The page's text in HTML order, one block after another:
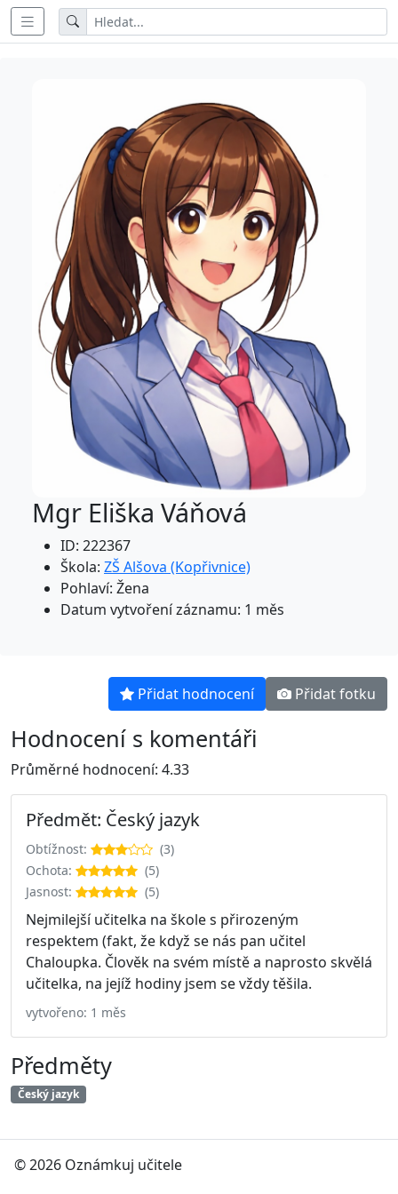
Mgr Eliška Váňová
ID: 222367
Škola: ZŠ Alšova (Kopřivnice)
Pohlaví: Žena
Datum vytvoření záznamu: 1 měs
Přidat hodnocení Přidat fotku
Hodnocení s komentáři
Průměrné hodnocení: 4.33
Předmět: Český jazyk
Obtížnost:
(3)
Ochota:
(5)
Jasnost:
(5)
Nejmilejší učitelka na škole s přirozeným
respektem (fakt, že když se nás pan učitel
Chaloupka. Člověk na svém místě a naprosto skvělá
učitelka, na jejíž hodiny jsem se vždy těšila.
vytvořeno: 1 měs
Předměty
Český jazyk
© 2026 Oznámkuj učitele